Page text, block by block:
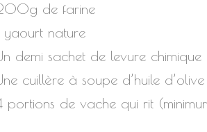
de farine
yaourt nature
demi sachet de levure chimique
cuillère à soupe d’huile d’olive
portions de vache qui rit